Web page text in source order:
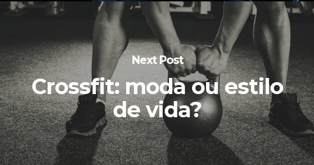
Next Post
Crossfit: moda ou estilo
de vida?